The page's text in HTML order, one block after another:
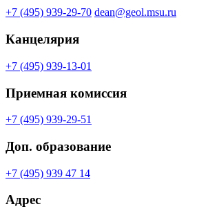
+7 (495) 939-29-70 dean@geol.msu.ru
Канцелярия
+7 (495) 939-13-01
Приемная комиссия
+7 (495) 939-29-51
Доп. образование
+7 (495) 939 47 14
Адрес